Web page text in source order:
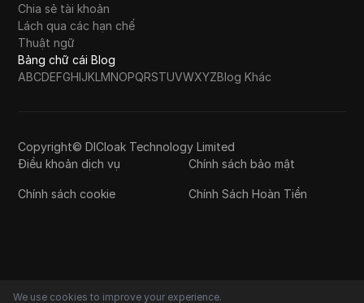
Chia sẻ tài khoản
Lách qua các hạn chế
Thuật ngữ
Bảng chữ cái Blog
ABCDEFGHIJKLMNOPQRSTUVWXYZBlog Khác
Copyright© DICloak Technology Limited
Điều khoản dịch vụ
Chính sách bảo mật
Chính sách cookie Chính Sách Hoàn Tiền
We use cookies to improve your experience.